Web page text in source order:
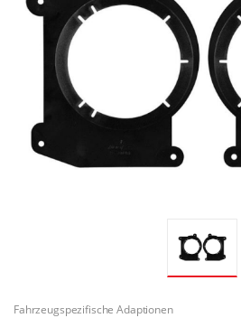
Fahrzeugspezifische Adaptionen